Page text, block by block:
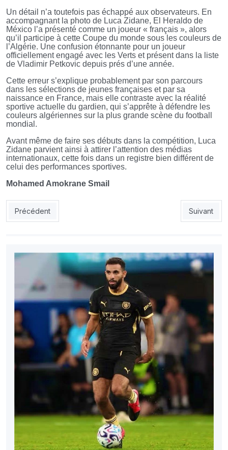
Un détail n’a toutefois pas échappé aux observateurs. En
accompagnant la photo de Luca Zidane, El Heraldo de
México l’a présenté comme un joueur « français », alors
qu’il participe à cette Coupe du monde sous les couleurs de
l’Algérie. Une confusion étonnante pour un joueur
officiellement engagé avec les Verts et présent dans la liste
de Vladimir Petkovic depuis prés d’une année.
Cette erreur s’explique probablement par son parcours
dans les sélections de jeunes françaises et par sa
naissance en France, mais elle contraste avec la réalité
sportive actuelle du gardien, qui s’apprête à défendre les
couleurs algériennes sur la plus grande scène du football
mondial.
Avant même de faire ses débuts dans la compétition, Luca
Zidane parvient ainsi à attirer l’attention des médias
internationaux, cette fois dans un registre bien différent de
celui des performances sportives.
Mohamed Amokrane Smail
Article précédent : EN: Lawrence aux couleurs de l’Algérie
Précédent Article
Suivant